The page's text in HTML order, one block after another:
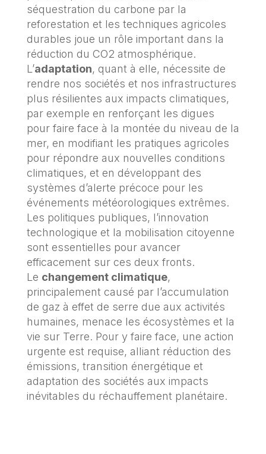
séquestration du carbone par la
reforestation et les techniques agricoles
durables joue un rôle important dans la
réduction du CO2 atmosphérique.
L’adaptation, quant à elle, nécessite de
rendre nos sociétés et nos infrastructures
plus résilientes aux impacts climatiques,
par exemple en renforçant les digues
pour faire face à la montée du niveau de la
mer, en modifiant les pratiques agricoles
pour répondre aux nouvelles conditions
climatiques, et en développant des
systèmes d’alerte précoce pour les
événements météorologiques extrêmes.
Les politiques publiques, l’innovation
technologique et la mobilisation citoyenne
sont essentielles pour avancer
efficacement sur ces deux fronts.
Le changement climatique,
principalement causé par l’accumulation
de gaz à effet de serre due aux activités
humaines, menace les écosystèmes et la
vie sur Terre. Pour y faire face, une action
urgente est requise, alliant réduction des
émissions, transition énergétique et
adaptation des sociétés aux impacts
inévitables du réchauffement planétaire.